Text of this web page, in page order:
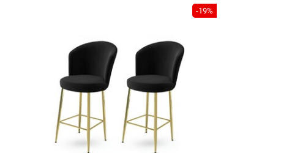
-19%